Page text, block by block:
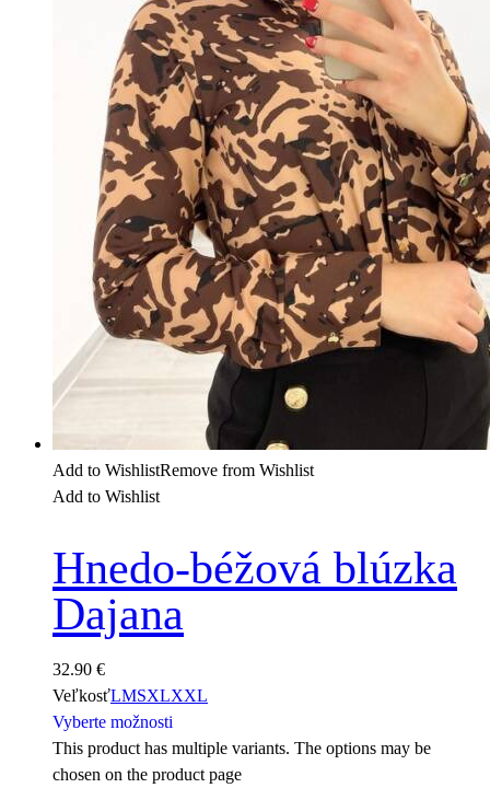
Add to WishlistRemove from Wishlist
Add to Wishlist
Hnedo-béžová blúzka
Dajana
32.90 €
VeľkosťLMSXLXXL
Vyberte možnosti
This product has multiple variants. The options may be
chosen on the product page